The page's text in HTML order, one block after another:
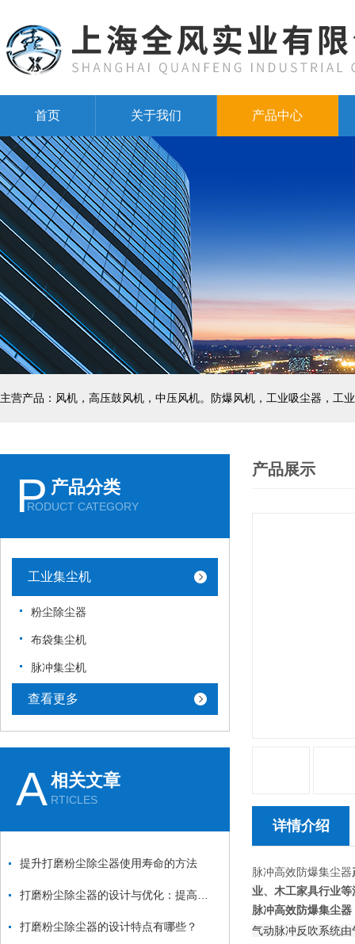
首页 关于我们 产品中心
主营产品：风机，高压鼓风机，中压风机。防爆风机，工业吸尘器，工
P 产品分类
RODUCT CATEGORY
工业集尘机
粉尘除尘器
布袋集尘机
脉冲集尘机
查看更多
A相关文章
RTICLES
提升打磨粉尘除尘器使用寿命的方法
打磨粉尘除尘器的设计特点有哪些？
产品展示
详情介绍
脉冲高效防爆集尘器
业、木工家具行业
脉冲高效防爆集尘器
气动脉冲反吹系统